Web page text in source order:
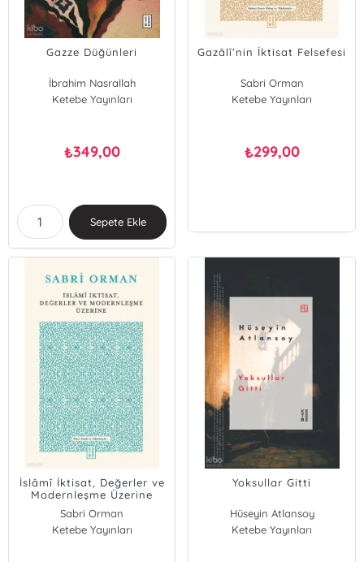
Gazze Düğünleri
İbrahim Nasrallah
Cengiz Tomar
Ketebe Yayınları
₺349,00
Sepete Ekle
Gazâlî’nin İktisat Felsefesi
Sabri Orman
Ketebe Yayınları
₺299,00
İslâmî İktisat, Değerler ve
Modernleşme Üzerine
Sabri Orman
Ketebe Yayınları
Yoksullar Gitti
Hüseyin Atlansoy
Ketebe Yayınları